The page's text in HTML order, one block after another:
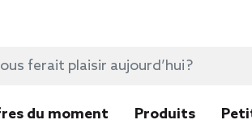
du moment Produits